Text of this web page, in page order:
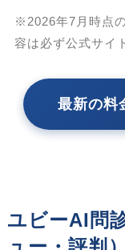
※2026年7月時点
容は必ず公式サイ
最新の料
ユビーAI問